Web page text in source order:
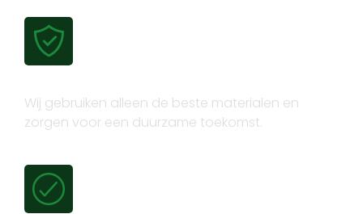
Wij gebruiken alleen de beste materialen en
zorgen voor een duurzame toekomst.